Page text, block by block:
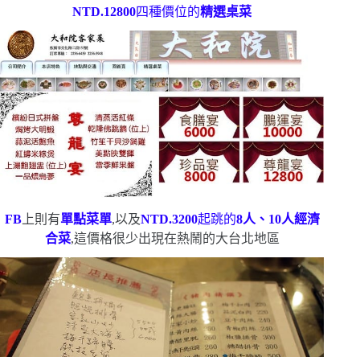
NTD.12800四種價位的精選桌菜
FB上則有單點菜單,以及NTD.3200起跳的8人、 10人經濟
合菜,這價格很少出現在熱鬧的大台北地區